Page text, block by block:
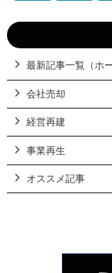
最新記事一覧（ホー
会社売却
経営再建
事業再生
オススメ記事